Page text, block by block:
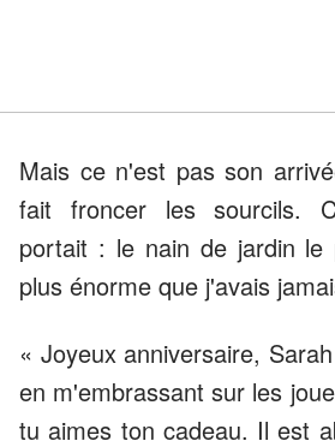
Mais ce n'est pas son
fait froncer les sourcils.
portait : le nain de jardin le
plus énorme que j'avais
« Joyeux anniversaire,
en m'embrassant sur les
tu aimes ton cadeau. Il est